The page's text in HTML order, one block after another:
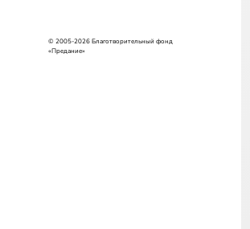
© 2005-2026 Благотворительный фонд
«Предание»